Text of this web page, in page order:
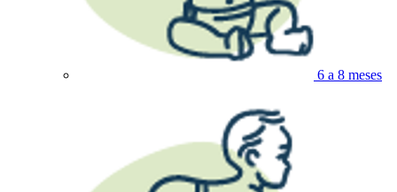
6 a 8 meses